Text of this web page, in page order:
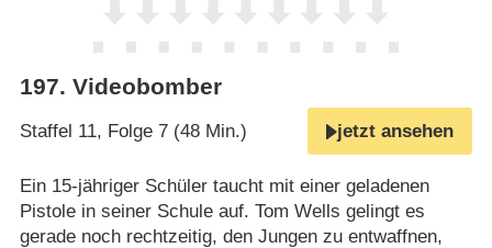
197. Videobomber
Staffel 11, Folge 7 (48 Min.) jetzt ansehen
Ein 15-jähriger Schüler taucht mit einer geladenen
Pistole in seiner Schule auf. Tom Wells gelingt es
gerade noch rechtzeitig, den Jungen zu entwaffnen,